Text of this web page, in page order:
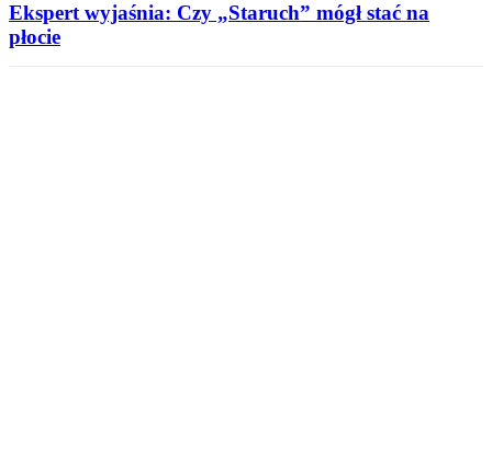
Ekspert wyjaśnia: Czy „Staruch” mógł stać na
płocie